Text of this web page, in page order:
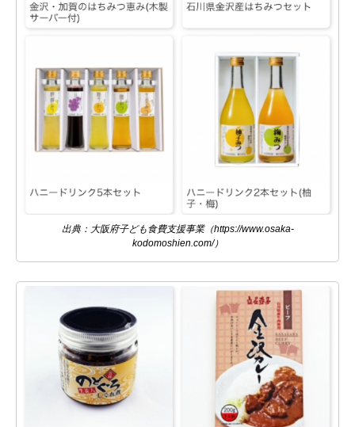
出典：大阪府子ども食費支援事業（https://www.osaka-
kodomoshien.com/）